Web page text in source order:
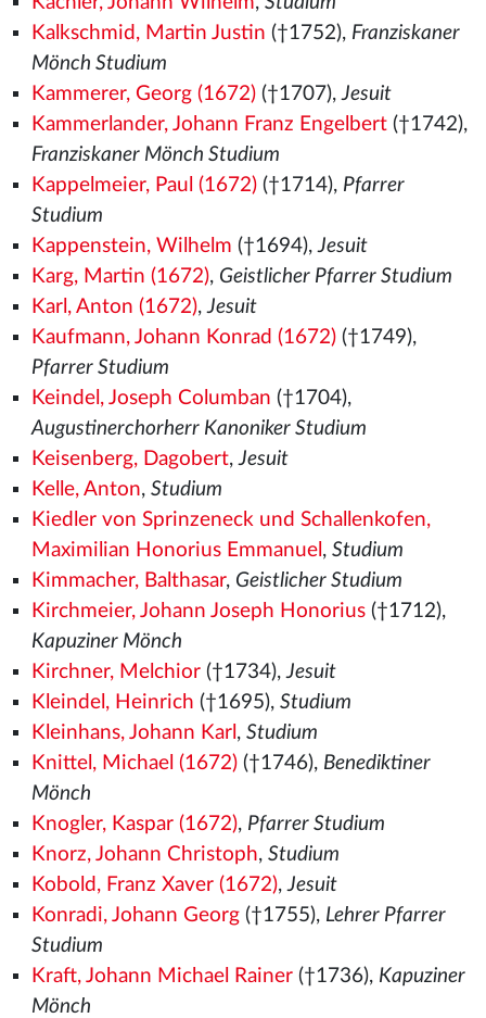
Kalkschmid, Martin Justin (†1752), Franziskaner
Mönch Studium
Kammerer, Georg (1672)(†1707),Jesuit
Kammerlander, Johann Franz Engelbert(†1742),
Franziskaner Mönch Studium
Kappelmeier, Paul (1672)(†1714), Pfarrer
Studium
Kappenstein, Wilhelm (†1694),Jesuit
Karg, Martin (1672), Geistlicher Pfarrer Studium
Karl, Anton (1672),Jesuit
Kaufmann, Johann Konrad (1672)(†1749),
Pfarrer Studium
Keindel, Joseph Columban (†1704),
Augustinerchorherr Kanoniker Studium
Keisenberg, Dagobert,Jesuit
Kelle, Anton, Studium
Kiedler von Sprinzeneck und Schallenkofen,
Maximilian Honorius Emmanuel , Studium
Kimmacher, Balthasar, Geistlicher Studium
Kirchmeier, Johann Joseph Honorius(†1712),
Kapuziner Mönch
Kirchner, Melchior(†1734),Jesuit
Kleindel, Heinrich (†1695), Studium
Kleinhans, Johann Karl , Studium
Knittel, Michael (1672)(†1746), Benediktiner
Mönch
Knogler, Kaspar (1672), Pfarrer Studium
Knorz, Johann Christoph, Studium
Kobold, Franz Xaver (1672),Jesuit
Konradi, Johann Georg(†1755), Lehrer Pfarrer
Studium
Kraft, Johann Michael Rainer(†1736), Kapuziner
Mönch